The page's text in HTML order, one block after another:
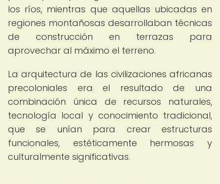
los ríos, mientras que aquellas ubicadas en
regiones montañosas desarrollaban técnicas
de construcción en terrazas para
aprovechar al máximo el terreno.
La arquitectura de las civilizaciones africanas
precoloniales era el resultado de una
combinación única de recursos naturales,
tecnología local y conocimiento tradicional,
que se unían para crear estructuras
funcionales, estéticamente hermosas y
culturalmente significativas.